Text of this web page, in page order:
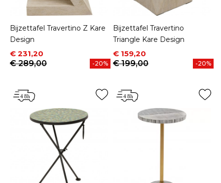
Bijzettafel Travertino Z Kare
Design
Prijs
€ 231,20
Normale prijs
€ 289,00
-20%
Bijzettafel Travertino
Triangle Kare Design
Prijs
€ 159,20
Normale prijs
€ 199,00
-20%